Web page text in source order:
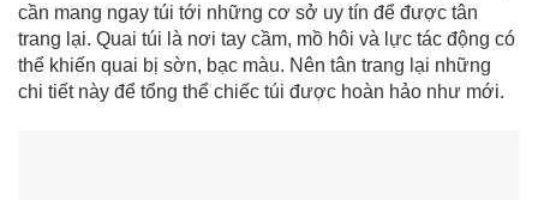
cần mang ngay túi tới những cơ sở uy tín để được tân
trang lại. Quai túi là nơi tay cầm, mồ hôi và lực tác động có
thể khiến quai bị sờn, bạc màu. Nên tân trang lại những
chi tiết này để tổng thể chiếc túi được hoàn hảo như mới.